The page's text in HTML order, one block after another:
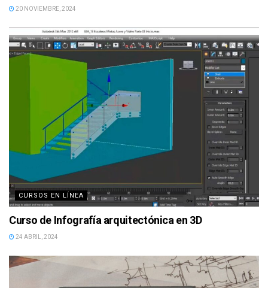
20 NOVIEMBRE, 2024
CURSOS EN LÍNEA
Curso de Infografía arquitectónica en 3D
24 ABRIL, 2024